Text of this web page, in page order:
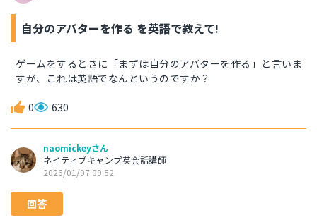
自分のアバターを作る を英語で教えて!
ゲームをするときに「まずは自分のアバターを作る」と言いま
すが、これは英語でなんというのですか？
0 630
naomickeyさん
ネイティブキャンプ英会話講師
2026/01/07 09:52
回答